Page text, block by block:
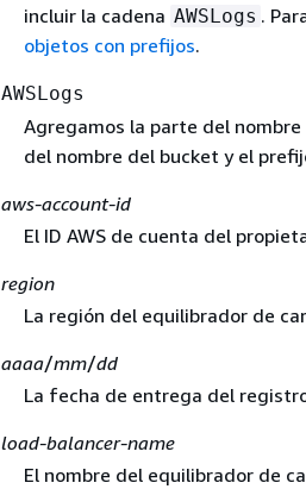
incluir la cadena AWSLogs .
objetos con prefijos.
AWSLogs
Agregamos la parte del
del nombre del bucket y el
aws-account-id
El ID AWS de cuenta del
region
La región del equilibrador de
aaaa/mm/dd
La fecha de entrega del
load-balancer-name
El nombre del equilibrador de